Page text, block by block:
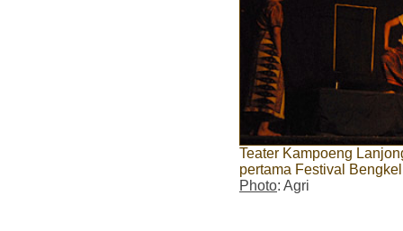
Teater Kampoeng
pertama Festival
Photo: Agri